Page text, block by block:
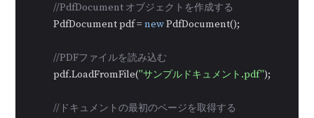
//PdfDocument オブジェクトを作成する
            PdfDocument pdf =
new PdfDocument();
//PDFファイルを読み込む
            pdf.LoadFromFile(
"サンプルドキュメント.pdf");
//ドキュメントの最初のページを取得する